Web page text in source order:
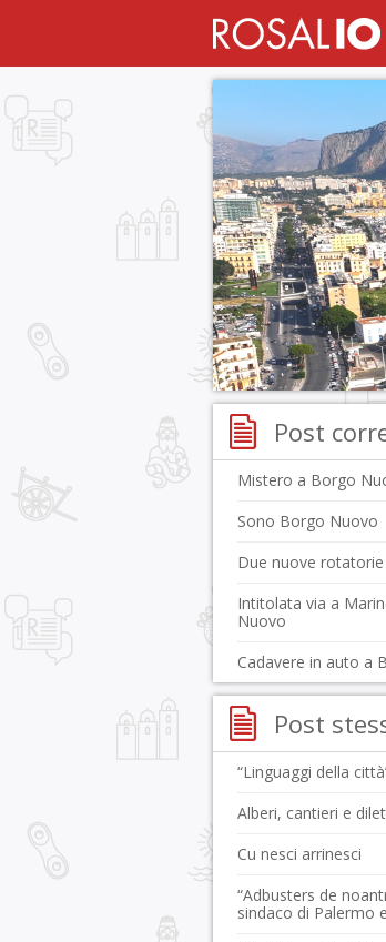
Post
Mistero a Borgo
Sono Borgo Nuovo
Due nuove
Intitolata via a
Nuovo
Cadavere in auto a
Post
“Linguaggi della
Alberi, cantieri e
Cu nesci arrinesci
“Adbusters de
sindaco di Palermo